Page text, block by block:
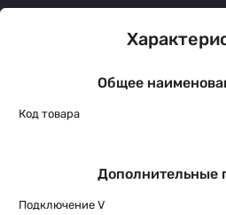
Общее
Код товара
Дополнительные
Подключение V